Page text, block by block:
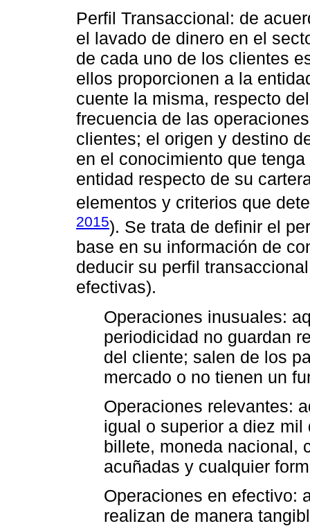
Perfil Transaccional: de
el lavado de dinero en el
de cada uno de los clientes
ellos proporcionen a la
cuente la misma, respecto
frecuencia de las
clientes; el origen y destino
en el conocimiento que
entidad respecto de su
elementos y criterios que
2015). Se trata de definir el
base en su información de
deducir su perfil
efectivas).
Operaciones inusuales:
periodicidad no guardan
del cliente; salen de los
mercado o no tienen un
Operaciones relevantes:
igual o superior a diez
billete, moneda nacional,
acuñadas y cualquier
Operaciones en efectivo:
realizan de manera